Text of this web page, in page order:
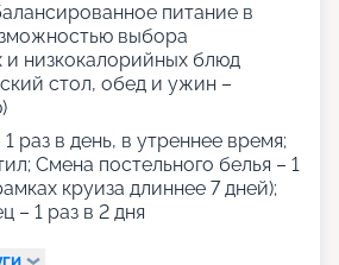
питание в
выбора
и низкокалорийных блюд
стол, обед и ужин –
раз в день, в утреннее время;
Смена постельного белья – 1
круиза длиннее 7 дней);
– 1 раз в 2 дня